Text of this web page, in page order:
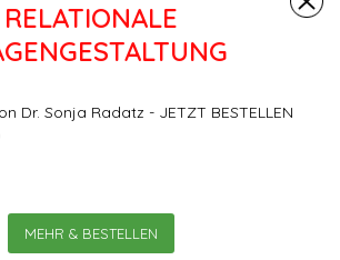
RELATIONALE
Dr. Sonja Radatz - JETZT BESTELLEN
MEHR & BESTELLEN